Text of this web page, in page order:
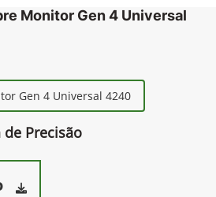
Monitor Gen 4 Universal
Gen 4 Universal 4240
Precisão